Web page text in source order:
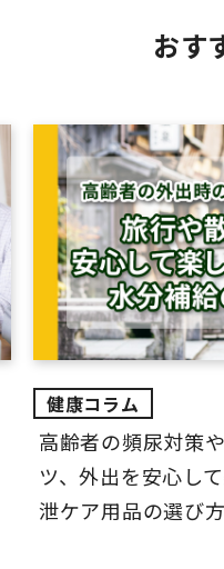
おす
高齢者の頻尿対策
ツ、外出を安心し
泄ケア用品の選び